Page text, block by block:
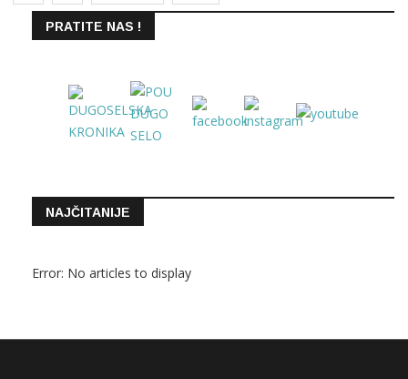
PRATITE NAS !
NAJČITANIJE
Error: No articles to display